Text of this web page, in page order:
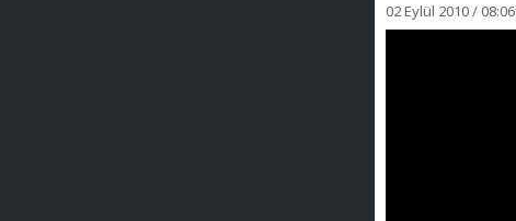
02 Eylül 2010 / 08:06